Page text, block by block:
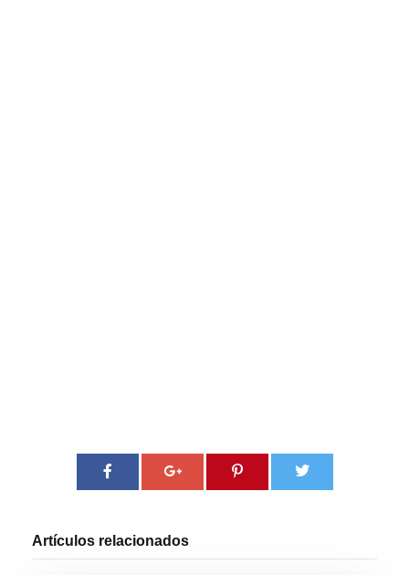
Artículos relacionados